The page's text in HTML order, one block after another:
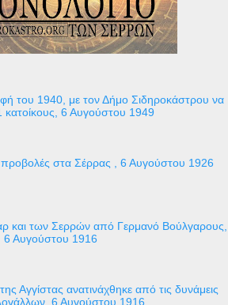
του 1940, με τον Δήμο Σιδηροκάστρου να
κατοίκους, 6 Αυγούστου 1949
προβολές στα Σέρρας , 6 Αυγούστου 1926
και των Σερρών από Γερμανό Βούλγαρους,
6 Αυγούστου 1916
Αγγίστας ανατινάχθηκε από τις δυνάμεις
6 Αυγούστου 1916